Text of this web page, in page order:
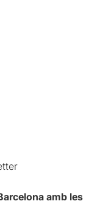
amb les